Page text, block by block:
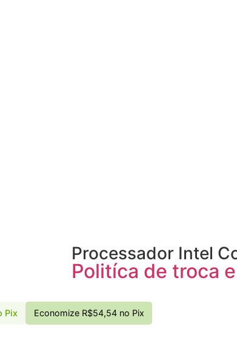
Processador Intel
Politíca de troca
Pix Economize R$54,54no Pix